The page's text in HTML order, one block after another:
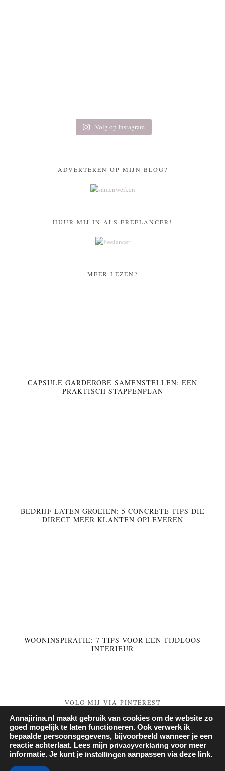
Volg op Instagram
ADVERTEREN OP MIJN BLOG?
HUUR MIJ IN ALS FREELANCER!
MEER LEZEN?
CAPSULE GARDEROBE SAMENSTELLEN: EEN
PRAKTISCH STAPPENPLAN
BEDRIJF LATEN GROEIEN: 5 CONCRETE TIPS DIE
DIRECT MEER KLANTEN OPLEVEREN
WOONINSPIRATIE: 7 TIPS VOOR EEN TIJDLOOS
INTERIEUR
VOLG MIJ VIA PINTEREST
Follow on Pinterest
Annajirina.nl maakt gebruik van cookies om de website zo
goed mogelijk te laten functioneren. Ook verwerk ik
bepaalde persoonsgegevens, bijvoorbeeld wanneer je een
reactie achterlaat. Lees mijn privacyverklaring voor meer
informatie. Je kunt je instellingen aanpassen via deze link.